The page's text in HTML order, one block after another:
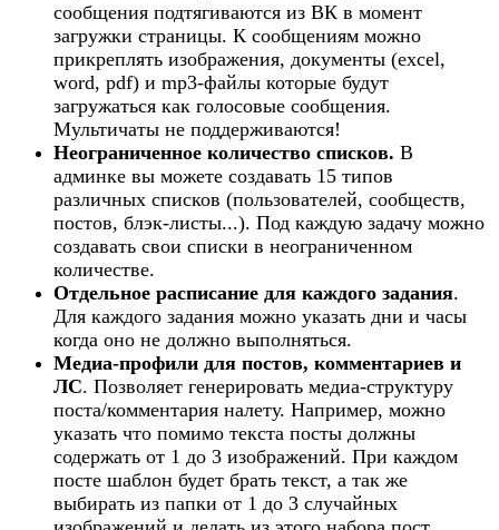
сообщения подтягиваются из ВК в момент
загружки страницы. К сообщениям можно
прикреплять изображения, документы (excel,
word, pdf) и mp3-файлы которые будут
загружаться как голосовые сообщения.
Мультичаты не поддерживаются!​
Неограниченное количество списков. В
админке вы можете создавать 15 типов
различных списков (пользователей, сообществ,
постов, блэк-листы...). Под каждую задачу можно
создавать свои списки в неограниченном
количестве.​
Отдельное расписание для каждого задания.
Для каждого задания можно указать дни и часы
когда оно не должно выполняться.​
Медиа-профили для постов, комментариев и
ЛС. Позволяет генерировать медиа-структуру
поста/комментария налету. Например, можно
указать что помимо текста посты должны
содержать от 1 до 3 изображений. При каждом
посте шаблон будет брать текст, а так же
выбирать из папки от 1 до 3 случайных